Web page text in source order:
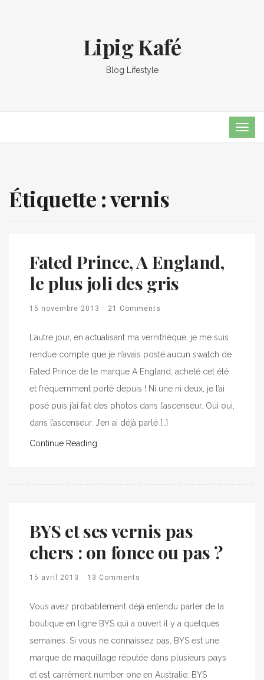
Lipig Kafé
Blog Lifestyle
Étiquette :vernis
Fated Prince, A England,
le plus joli des gris
15 novembre 2013 21 Comments
L’autre jour, en actualisant ma vernithèque, je me suis
rendue compte que je n’avais posté aucun swatch de
Fated Prince de le marque A England, acheté cet été
et fréquemment porté depuis ! Ni une ni deux, je l’ai
posé puis j’ai fait des photos dans l’ascenseur. Oui oui,
dans l’ascenseur. J’en ai déjà parlé […]
Continue Reading
BYS et ses vernis pas
chers : on fonce ou pas ?
15 avril 2013 13 Comments
Vous avez probablement déjà entendu parler de la
boutique en ligne BYS qui a ouvert il y a quelques
semaines. Si vous ne connaissez pas, BYS est une
marque de maquillage réputée dans plusieurs pays
et est carrément number one en Australie. BYS